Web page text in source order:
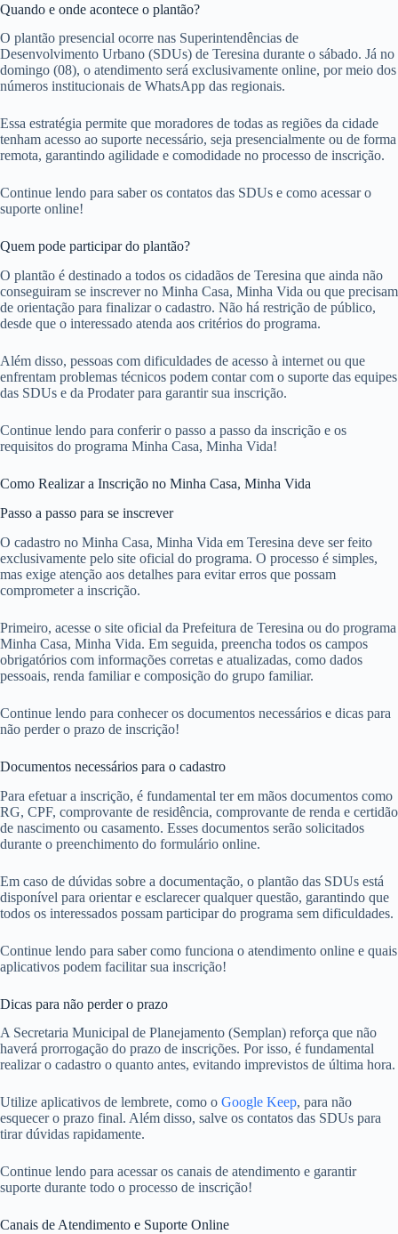
Quando e onde acontece o plantão?
O plantão presencial ocorre nas Superintendências de
Desenvolvimento Urbano (SDUs) de Teresina durante o sábado. Já no
domingo (08), o atendimento será exclusivamente online, por meio dos
números institucionais de WhatsApp das regionais.
Essa estratégia permite que moradores de todas as regiões da cidade
tenham acesso ao suporte necessário, seja presencialmente ou de forma
remota, garantindo agilidade e comodidade no processo de inscrição.
Continue lendo para saber os contatos das SDUs e como acessar o
suporte online!
Quem pode participar do plantão?
O plantão é destinado a todos os cidadãos de Teresina que ainda não
conseguiram se inscrever no Minha Casa, Minha Vida ou que precisam
de orientação para finalizar o cadastro. Não há restrição de público,
desde que o interessado atenda aos critérios do programa.
Além disso, pessoas com dificuldades de acesso à internet ou que
enfrentam problemas técnicos podem contar com o suporte das equipes
das SDUs e da Prodater para garantir sua inscrição.
Continue lendo para conferir o passo a passo da inscrição e os
requisitos do programa Minha Casa, Minha Vida!
Como Realizar a Inscrição no Minha Casa, Minha Vida
Passo a passo para se inscrever
O cadastro no Minha Casa, Minha Vida em Teresina deve ser feito
exclusivamente pelo site oficial do programa. O processo é simples,
mas exige atenção aos detalhes para evitar erros que possam
comprometer a inscrição.
Primeiro, acesse o site oficial da Prefeitura de Teresina ou do programa
Minha Casa, Minha Vida. Em seguida, preencha todos os campos
obrigatórios com informações corretas e atualizadas, como dados
pessoais, renda familiar e composição do grupo familiar.
Continue lendo para conhecer os documentos necessários e dicas para
não perder o prazo de inscrição!
Documentos necessários para o cadastro
Para efetuar a inscrição, é fundamental ter em mãos documentos como
RG, CPF, comprovante de residência, comprovante de renda e certidão
de nascimento ou casamento. Esses documentos serão solicitados
durante o preenchimento do formulário online.
Em caso de dúvidas sobre a documentação, o plantão das SDUs está
disponível para orientar e esclarecer qualquer questão, garantindo que
todos os interessados possam participar do programa sem dificuldades.
Continue lendo para saber como funciona o atendimento online e quais
aplicativos podem facilitar sua inscrição!
Dicas para não perder o prazo
A Secretaria Municipal de Planejamento (Semplan) reforça que não
haverá prorrogação do prazo de inscrições. Por isso, é fundamental
realizar o cadastro o quanto antes, evitando imprevistos de última hora.
Utilize aplicativos de lembrete, como o Google Keep, para não
esquecer o prazo final. Além disso, salve os contatos das SDUs para
tirar dúvidas rapidamente.
Continue lendo para acessar os canais de atendimento e garantir
suporte durante todo o processo de inscrição!
Canais de Atendimento e Suporte Online